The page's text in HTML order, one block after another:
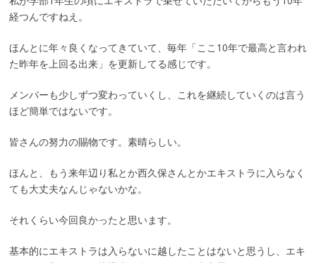
経つんですねえ。
ほんとに年々良くなってきていて、毎年「ここ10年で最高と言われ
た昨年を上回る出来」を更新してる感じです。
メンバーも少しずつ変わっていくし、これを継続していくのは言う
ほど簡単ではないです。
皆さんの努力の賜物です。素晴らしい。
ほんと、もう来年辺り私とか西久保さんとかエキストラに入らなく
ても大丈夫なんじゃないかな。
それくらい今回良かったと思います。
基本的にエキストラは入らないに越したことはないと思うし、エキ